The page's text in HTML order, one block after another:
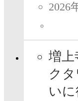
2026
増上
ク
い